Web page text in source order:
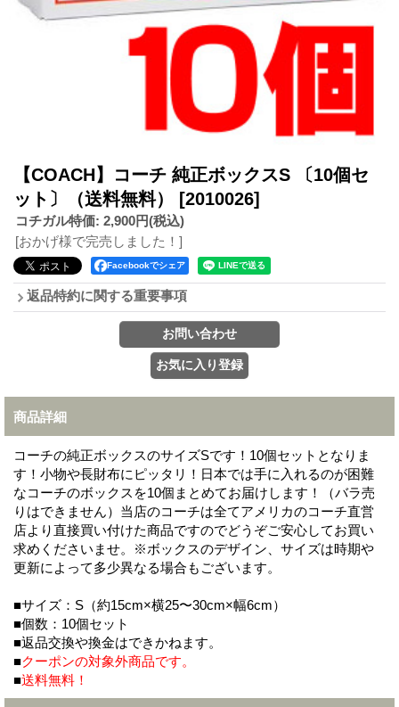
【COACH】コーチ 純正ボックスS 〔10個セ
ット〕（送料無料） [2010026]
コチガル特価: 2,900円(税込)
[おかげ様で完売しました！]
Facebookでシェア
返品特約に関する重要事項
商品詳細
コーチの純正ボックスのサイズSです！10個セットとなりま
す！小物や長財布にピッタリ！日本では手に入れるのが困難
なコーチのボックスを10個まとめてお届けします！（バラ売
りはできません）当店のコーチは全てアメリカのコーチ直営
店より直接買い付けた商品ですのでどうぞご安心してお買い
求めくださいませ。※ボックスのデザイン、サイズは時期や
更新によって多少異なる場合もございます。
■サイズ：S（約15cm×横25〜30cm×幅6cm）
■個数：10個セット
■返品交換や換金はできかねます。
■クーポンの対象外商品です。
■送料無料！